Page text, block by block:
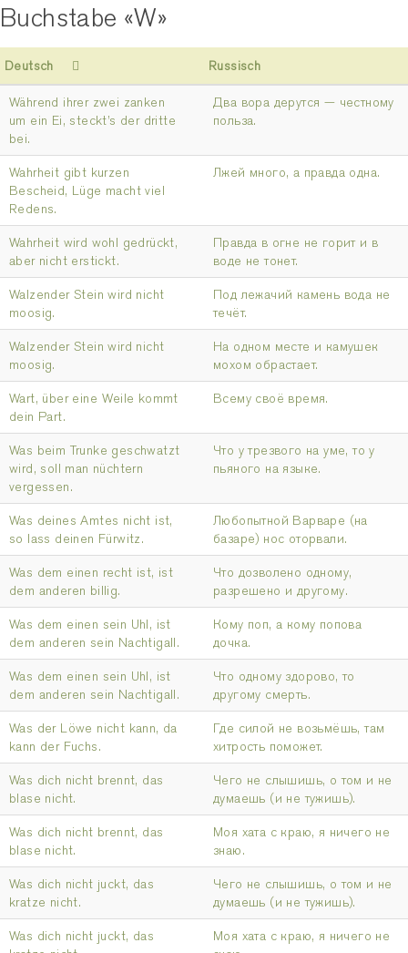
Buchstabe «W»
Deutsch Russisch
Während ihrer zwei zanken
um ein Ei, steckt’s der dritte
bei.
Два вора дерутся — честному
польза.
Wahrheit gibt kurzen
Bescheid, Lüge macht viel
Redens.
Лжей много, а правда одна.
Wahrheit wird wohl gedrückt,
aber nicht erstickt.
Правда в огне не горит и в
воде не тонет.
Walzender Stein wird nicht
moosig.
Под лежачий камень вода не
течёт.
Walzender Stein wird nicht
moosig.
На одном месте и камушек
мохом обрастает.
Wart, über eine Weile kommt
dein Part.
Всему своё время.
Was beim Trunke geschwatzt
wird, soll man nüchtern
vergessen.
Что у трезвого на уме, то у
пьяного на языке.
Was deines Amtes nicht ist,
so lass deinen Fürwitz.
Любопытной Варваре (на
базаре) нос оторвали.
Was dem einen recht ist, ist
dem anderen billig.
Что дозволено одному,
разрешено и другому.
Was dem einen sein Uhl, ist
dem anderen sein Nachtigall.
Кому поп, а кому попова
дочка.
Was dem einen sein Uhl, ist
dem anderen sein Nachtigall.
Что одному здорово, то
другому смерть.
Was der Löwe nicht kann, da
kann der Fuchs.
Где силой не возьмёшь, там
хитрость поможет.
Was dich nicht brennt, das
blase nicht.
Чего не слышишь, о том и не
думаешь (и не тужишь).
Was dich nicht brennt, das
blase nicht.
Моя хата с краю, я ничего не
знаю.
Was dich nicht juckt, das
kratze nicht.
Чего не слышишь, о том и не
думаешь (и не тужишь).
Was dich nicht juckt, das
Моя хата с краю, я ничего не